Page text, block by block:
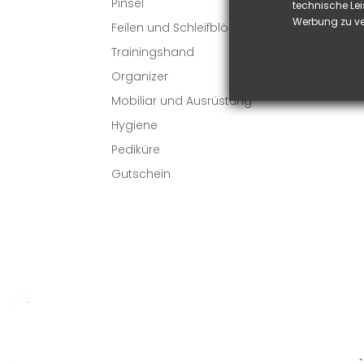
Pinsel
Feilen und Schleifblöcke
Trainingshand
Organizer
Mobiliar und Ausrüstung
Hygiene
Pediküre
Gutschein
technische
Werbung zu